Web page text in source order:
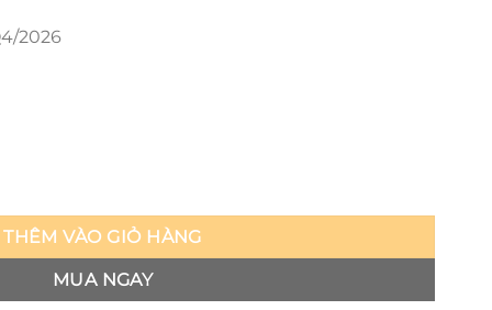
2026
- Li số lượng
THÊM VÀO GIỎ HÀNG
MUA NGAY